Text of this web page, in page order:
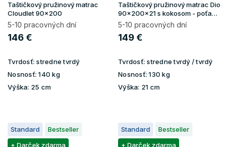
Taštičkový pružinový matrac
Cloudlet 90x200
5-10 pracovných dní
146 €
Tvrdosť: stredne tvrdý
Nosnosť: 140 kg
Výška: 25 cm
Taštičkový pružinový matrac Dio
90x200x21 s kokosom - poťah
Gold
5-10 pracovných dní
149 €
Tvrdosť: stredne tvrdý / tvrdý
Nosnosť: 130 kg
Výška: 21 cm
Standard
Bestseller
+ Darček zdarma
Standard
Bestseller
+ Darček zdarma